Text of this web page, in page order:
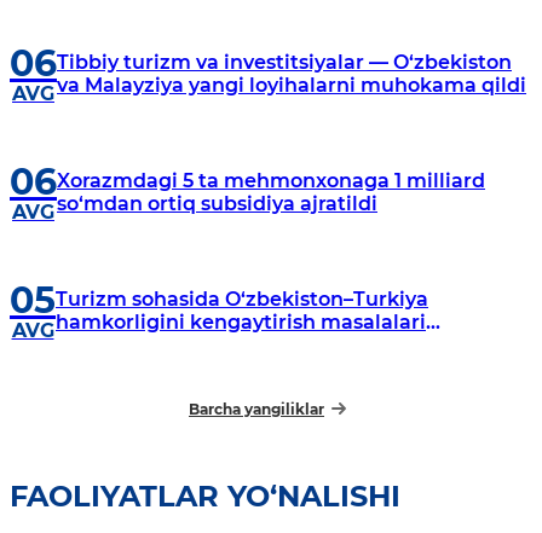
06
AVG
Tibbiy turizm va investitsiyalar — O‘zbekiston
va Malayziya yangi loyihalarni muhokama qildi
06
AVG
Xorazmdagi 5 ta mehmonxonaga 1 milliard
so‘mdan ortiq subsidiya ajratildi
05
AVG
Turizm sohasida O‘zbekiston–Turkiya
hamkorligini kengaytirish masalalari
Barcha yangiliklar
FAOLIYATLAR YO‘NALISHI